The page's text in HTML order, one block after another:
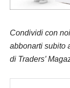
Condividi con
abbonarti subito
di Traders’